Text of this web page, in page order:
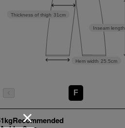
Inseam length
Hem width 25.5cm
Thickness of thigh 31cm
F